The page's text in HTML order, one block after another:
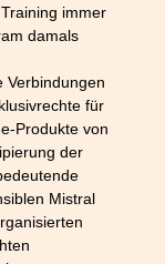
immer
damals
Verbindungen
für
Produkte von
der
Mistral